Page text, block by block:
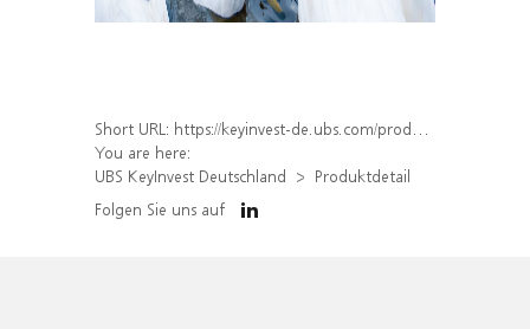
Short URL: https://keyinvest-de.ubs.com/produkt/detail/index/isin/DE000WA4H224
You are here:
UBS KeyInvest Deutschland
Produktdetail
Folgen Sie uns auf